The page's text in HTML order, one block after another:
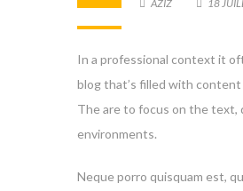
AZIZ 18
In a professional context it
blog that’s filled with
The are to focus on the text,
environments.
Neque porro quisquam est,